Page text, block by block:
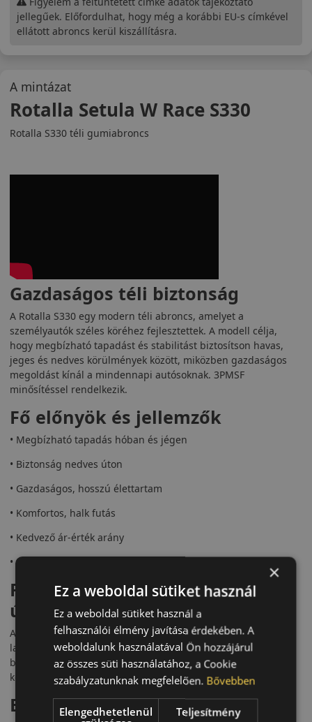
A mintázat
Rotalla Setula W Race S330
Rotalla S330 téli gumiabroncs
Gazdaságos téli biztonság
A Rotalla S330 egy modern téli abroncs, amelyet a
személyautók széles köréhez fejlesztettek. A modell célja,
hogy megbízható tapadást és stabilitást biztosítson havas,
jeges és nedves körülmények között, miközben gazdaságos
megoldást kínál a mindennapi autósoknak. 3PMSF
minősítéssel rendelkezik.
Fő előnyök és jellemzők
• Megbízható tapadás hóban és jégen
• Biztonság nedves úton
• Gazdaságos, hosszú élettartam
• Komfortos, halk futás
• Kedvező ár-érték arány
• Stabil fékezés és irányíthatóság
Futófelület és tapadás téli
útviszonyok között
A Rotalla S330 V-alakú futófelületet kapott, amely sűrű
lamellázattal rendelkezik. Ezáltal az abroncs rövidebb fékutat
biztosít havas és jeges utakon, miközben stabil
kormányozhatóságot nyújt.
Biztonság nedves utakon és
jellegűek. Előfordulhat, hogy még a korábbi EU-s címkével
ellátott abroncs kerül kiszállításra.
×
Ez a weboldal sütiket használ
Ez a weboldal sütiket használ a
felhasználói élmény javítása érdekében. A
weboldalunk használatával Ön hozzájárul
az összes süti használatához, a Cookie
szabályzatunknak megfelelően. Bővebben
Elengedhetetlenül
Teljesítmény